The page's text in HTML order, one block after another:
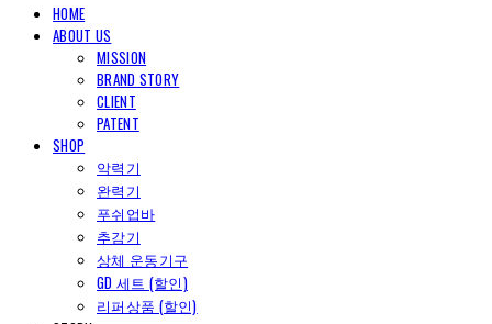
HOME
ABOUT US
MISSION
BRAND STORY
CLIENT
PATENT
SHOP
악력기
완력기
푸쉬업바
추감기
상체 운동기구
GD 세트 (할인)
리퍼상품 (할인)